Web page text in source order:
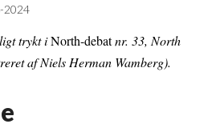
2024
trykt iNorth-debatnr. 33, North
af Niels Herman Wamberg).